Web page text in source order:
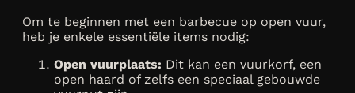
Om te beginnen met een barbecue op open vuur,
heb je enkele essentiële items nodig:
Open vuurplaats: Dit kan een vuurkorf, een
open haard of zelfs een speciaal gebouwde